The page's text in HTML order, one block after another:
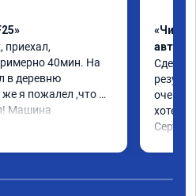
приехал,
40мин. На
в деревню
я пожалел ,что
Машина
все без
95го и 100го
даже
судя по
«Чип
очень
хотел.